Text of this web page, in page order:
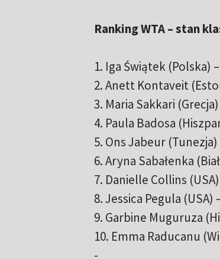
Ranking WTA – stan
1. Iga Świątek (Polska)
2. Anett Kontaveit
3. Maria Sakkari
4. Paula Badosa
5. Ons Jabeur
6. Aryna Sabałenka
7. Danielle Collins
8. Jessica Pegula (USA)
9. Garbine Muguruza
10. Emma Raducanu
-